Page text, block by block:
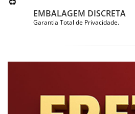
EMBALAGEM DISCRETA
Garantia Total de Privacidade.